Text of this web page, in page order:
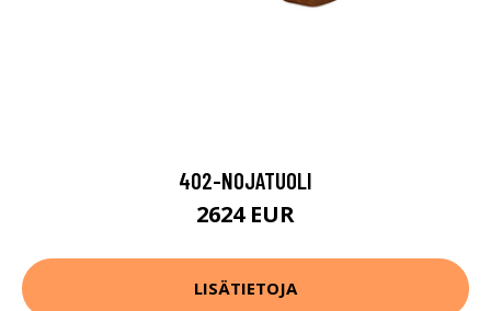
402-NOJATUOLI
2624 EUR
LISÄTIETOJA